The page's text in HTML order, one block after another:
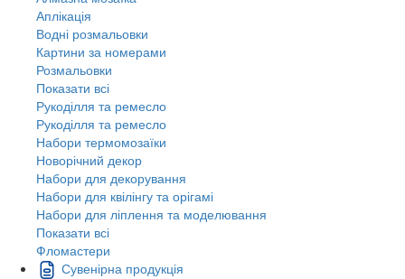
Аплікація
Водні розмальовки
Картини за номерами
Розмальовки
Показати всі
Рукоділля та ремесло
Рукоділля та ремесло
Набори термомозаїки
Новорічний декор
Набори для декорування
Набори для квілінгу та орігамі
Набори для ліплення та моделювання
Показати всі
Фломастери
Сувенірна продукція